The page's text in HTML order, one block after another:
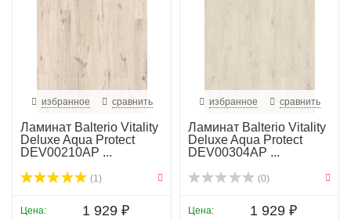
избранное сравнить
Ламинат Balterio Vitality
Deluxe Aqua Protect
DEV00210AP ...
(1)
Цена: 1 929 ₽
избранное сравнить
Ламинат Balterio Vitality
Deluxe Aqua Protect
DEV00304AP ...
(0)
Цена: 1 929 ₽